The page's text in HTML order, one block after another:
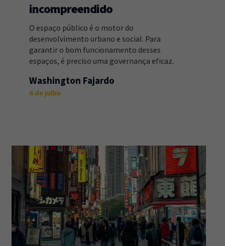
incompreendido
O espaço público é o motor do
desenvolvimento urbano e social. Para
garantir o bom funcionamento desses
espaços, é preciso uma governança eficaz.
Washington Fajardo
6 de julho